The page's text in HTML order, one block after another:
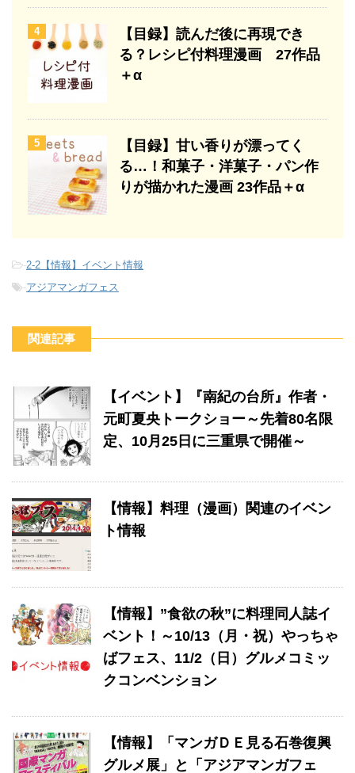
4
【目録】読んだ後に再現でき
る？レシピ付料理漫画 27作品
＋α
5
【目録】甘い香りが漂ってく
る…！和菓子・洋菓子・パン作
りが描かれた漫画 23作品＋α
-2-2【情報】イベント情報
-アジアマンガフェス
関連記事
【イベント】『南紀の台所』作者・
元町夏央トークショー～先着80名限
定、10月25日に三重県で開催～
【情報】料理（漫画）関連のイベン
ト情報
【情報】”食欲の秋”に料理同人誌イ
ベント！～10/13（月・祝）やっちゃ
ばフェス、11/2（日）グルメコミッ
クコンベンション
【情報】「マンガＤＥ見る石巻復興
グルメ展」と「アジアマンガフェ